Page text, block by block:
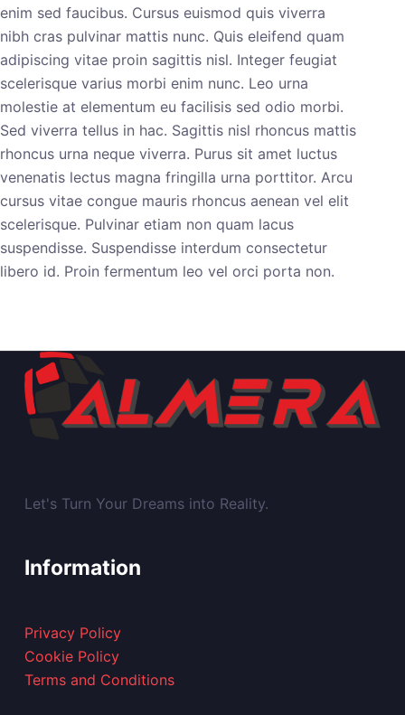
enim sed faucibus. Cursus euismod quis viverra
nibh cras pulvinar mattis nunc. Quis eleifend quam
adipiscing vitae proin sagittis nisl. Integer feugiat
scelerisque varius morbi enim nunc. Leo urna
molestie at elementum eu facilisis sed odio morbi.
Sed viverra tellus in hac. Sagittis nisl rhoncus mattis
rhoncus urna neque viverra. Purus sit amet luctus
venenatis lectus magna fringilla urna porttitor. Arcu
cursus vitae congue mauris rhoncus aenean vel elit
scelerisque. Pulvinar etiam non quam lacus
suspendisse. Suspendisse interdum consectetur
libero id. Proin fermentum leo vel orci porta non.
Let's Turn Your Dreams into Reality.
Information
Privacy Policy
Cookie Policy
Terms and Conditions